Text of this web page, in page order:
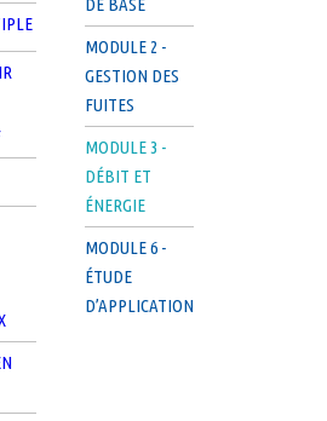
DE BASE
MODULE 2 -
GESTION DES
FUITES
MODULE 3 -
DÉBIT ET
ÉNERGIE
MODULE 6 -
ÉTUDE
D’APPLICATION